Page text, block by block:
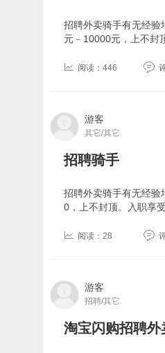
招聘外卖骑手有无经验
元－10000元，上不封
阅读：446
游客
其它/其它
招聘骑手
招聘外卖骑手有无经
0，上不封顶。入职享
阅读：28
游客
招聘/其它
淘宝闪购招聘外